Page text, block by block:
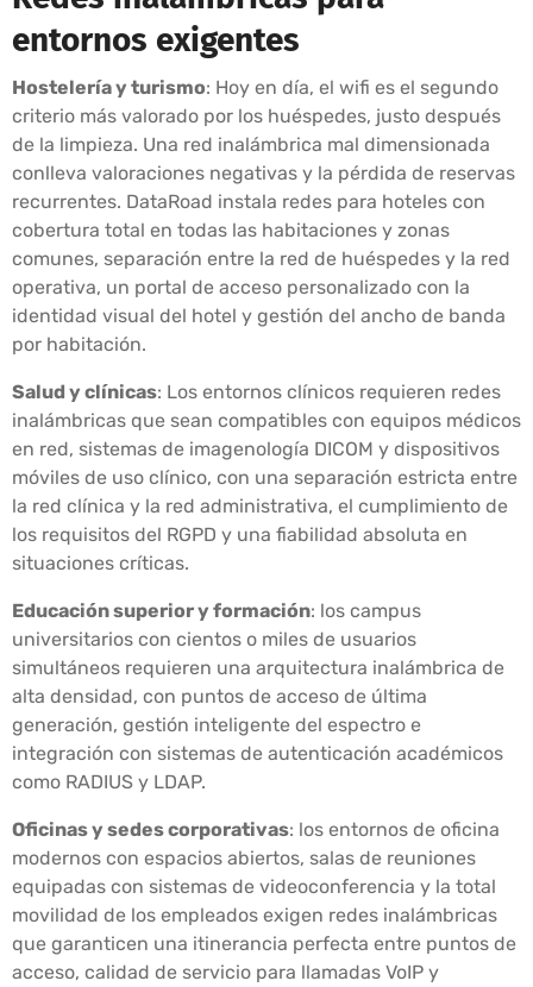
entornos exigentes
Hostelería y turismo: Hoy en día, el wifi es el segundo
criterio más valorado por los huéspedes, justo después
de la limpieza. Una red inalámbrica mal dimensionada
conlleva valoraciones negativas y la pérdida de reservas
recurrentes. DataRoad instala redes para hoteles con
cobertura total en todas las habitaciones y zonas
comunes, separación entre la red de huéspedes y la red
operativa, un portal de acceso personalizado con la
identidad visual del hotel y gestión del ancho de banda
por habitación.
Salud y clínicas: Los entornos clínicos requieren redes
inalámbricas que sean compatibles con equipos médicos
en red, sistemas de imagenología DICOM y dispositivos
móviles de uso clínico, con una separación estricta entre
la red clínica y la red administrativa, el cumplimiento de
los requisitos del RGPD y una fiabilidad absoluta en
situaciones críticas.
Educación superior y formación: los campus
universitarios con cientos o miles de usuarios
simultáneos requieren una arquitectura inalámbrica de
alta densidad, con puntos de acceso de última
generación, gestión inteligente del espectro e
integración con sistemas de autenticación académicos
como RADIUS y LDAP.
Oficinas y sedes corporativas: los entornos de oficina
modernos con espacios abiertos, salas de reuniones
equipadas con sistemas de videoconferencia y la total
movilidad de los empleados exigen redes inalámbricas
que garanticen una itinerancia perfecta entre puntos de
acceso, calidad de servicio para llamadas VoIP y